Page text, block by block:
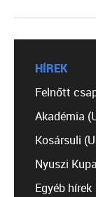
HÍREK
Felnőtt
Akadémia
Kosársuli
Nyuszi Kupa
Egyéb hírek